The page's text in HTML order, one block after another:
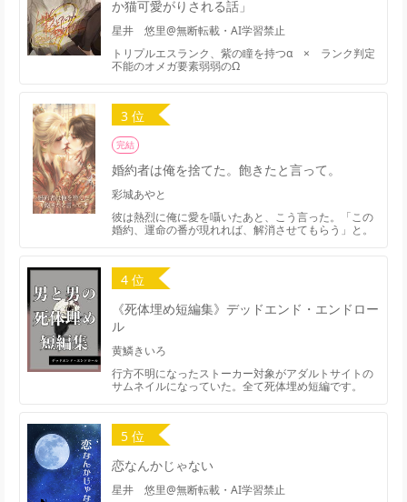
か猫可愛がりされる話」
星井 悠里@無断転載・AI学習禁止
トリプルエスランク、紫の瞳を持つα × ランク判定
不能のオメガ要素弱弱のΩ
3 位
完結
婚約者は俺を捨てた。飽きたと言って。
彩城あやと
彼は熱烈に俺に愛を囁いたあと、こう言った。「この
婚約、運命の番が現れれば、解消させてもらう」と。
4 位
《死体埋め短編集》デッドエンド・エンドロー
ル
黄鱗きいろ
行方不明になったストーカー対象がアダルトサイトの
サムネイルになっていた。全て死体埋め短編です。
5 位
恋なんかじゃない
星井 悠里@無断転載・AI学習禁止